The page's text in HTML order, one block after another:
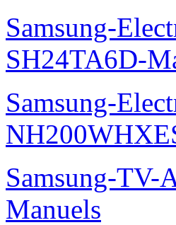
Samsung-
SH24TA6D-
Samsung-
Samsung-
Manuels